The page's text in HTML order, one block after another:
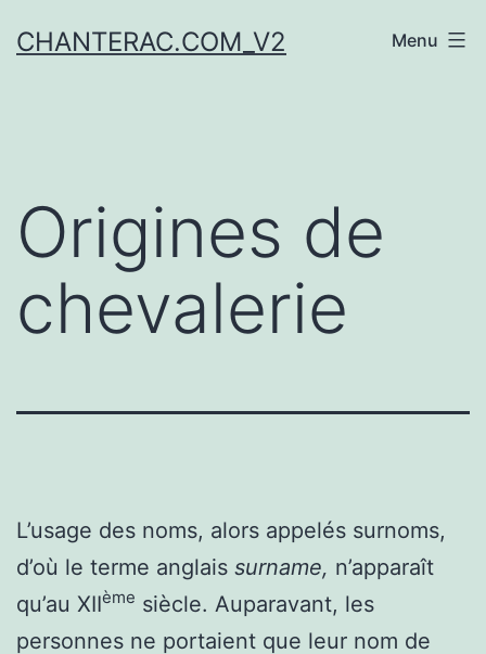
auCHANTERAC.COM_V2 Menu
Origines de
chevalerie
L’usage des noms, alors appelés surnoms,
d’où le terme anglais surname, n’apparaît
qu’au XIIème siècle. Auparavant, les
personnes ne portaient que leur nom de